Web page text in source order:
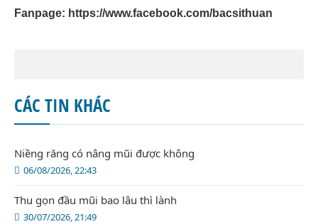
Fanpage: https://www.facebook.com/bacsithuan
CÁC TIN KHÁC
06/08/2026, 22:43
Niềng răng có nâng mũi được không
30/07/2026, 21:49
Thu gọn đầu mũi bao lâu thì lành